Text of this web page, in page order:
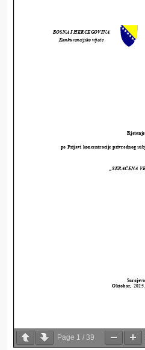
Page 1 / 39